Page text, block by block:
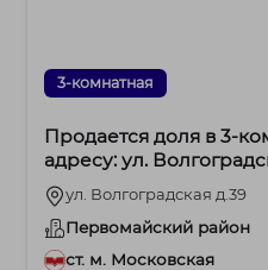
3-комнатная
Продается доля в 3-
адресу: ул.
ул. Волгоградская д.39
Первомайский район
ст. м. Московская